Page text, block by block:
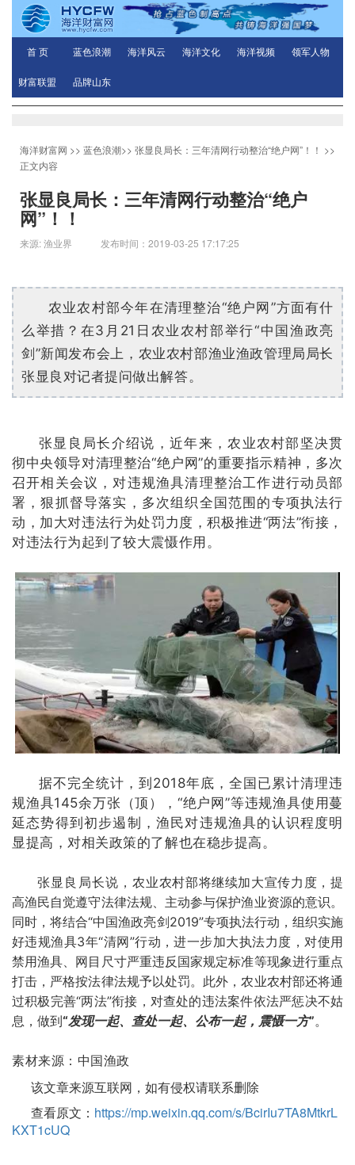
首 页 蓝色浪潮 海洋风云 海洋文化 海洋视频 领军人物
财富联盟 品牌山东
海洋财富网 >> 蓝色浪潮>> 张显良局长：三年清网行动整治“绝户网”！！ >>
正文内容
张显良局长：三年清网行动整治“绝户
网”！！
来源: 渔业界 发布时间：2019-03-25 17:17:25
农业农村部今年在清理整治“绝户网”方面有什
么举措？在3月21日农业农村部举行“中国渔政亮
剑”新闻发布会上，农业农村部渔业渔政管理局局长
张显良对记者提问做出解答。
张显良局长介绍说，近年来，农业农村部坚决贯
彻中央领导对清理整治“绝户网”的重要指示精神，多次
召开相关会议，对违规渔具清理整治工作进行动员部
署，狠抓督导落实，多次组织全国范围的专项执法行
动，加大对违法行为处罚力度，积极推进“两法”衔接，
对违法行为起到了较大震慑作用。
据不完全统计，到2018年底，全国已累计清理违
规渔具145余万张（顶），“绝户网”等违规渔具使用蔓
延态势得到初步遏制，渔民对违规渔具的认识程度明
显提高，对相关政策的了解也在稳步提高。
张显良局长说，农业农村部将继续加大宣传力度，提
高渔民自觉遵守法律法规、主动参与保护渔业资源的意识。
同时，将结合“中国渔政亮剑2019”专项执法行动，组织实施
好违规渔具3年“清网”行动，进一步加大执法力度，对使用
禁用渔具、网目尺寸严重违反国家规定标准等现象进行重点
打击，严格按法律法规予以处罚。此外，农业农村部还将通
过积极完善“两法”衔接，对查处的违法案件依法严惩决不姑
息，做到“发现一起、查处一起、公布一起，震慑一方”。
素材来源：中国渔政
该文章来源互联网，如有侵权请联系删除
查看原文： https://mp.weixin.qq.com/s/BcirIu7TA8MtkrL
KXT1cUQ